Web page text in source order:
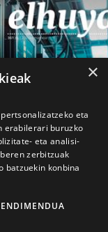
×
eta
erabilerari buruzko
eta analisi-
zerbitzuak
batzuekin konbina